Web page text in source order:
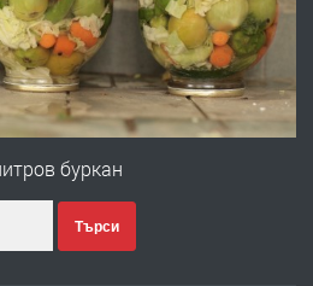
преди 18 часа
двустаен Орфей
буркан
Търси